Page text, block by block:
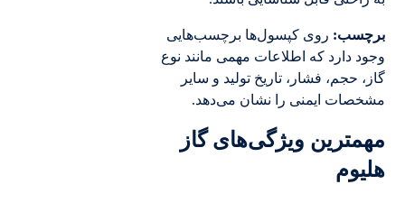
برچسب: روی کپسول‌ها برچسب‌هایی
وجود دارد که اطلاعات مهمی مانند نوع
گاز، حجم، فشار، تاریخ تولید و سایر
مشخصات ایمنی را نشان می‌دهد.
مهمترین ویژگی‌های گاز
هلیوم